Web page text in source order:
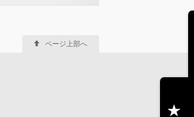
ページ上部へ